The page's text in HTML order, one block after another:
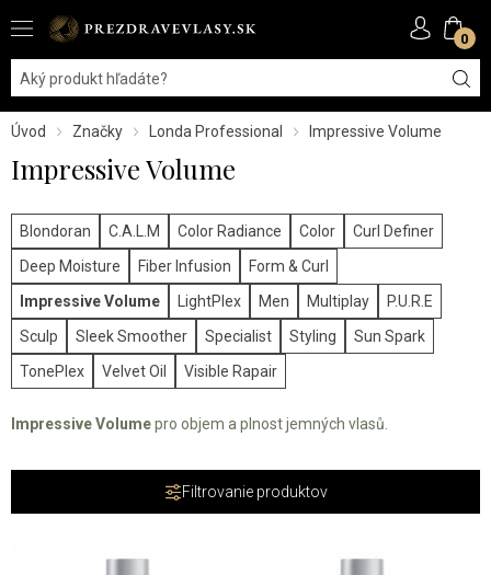
0
Úvod Značky Londa Professional Impressive Volume
Impressive Volume
Blondoran C.A.L.M Color Radiance Color
Curl Definer
Deep Moisture
Fiber Infusion
Form & Curl
Impressive Volume
LightPlex Men Multiplay
P.U.R.E
Sculp
Sleek Smoother Specialist Styling
Sun Spark
TonePlex
Velvet Oil Visible Rapair
Impressive Volumepro objem a plnost jemných vlasů.
Filtrovanie produktov